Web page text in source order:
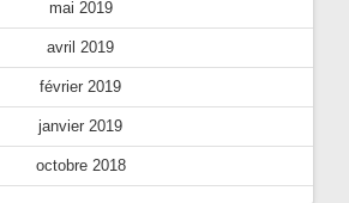
mai 2019
avril 2019
février 2019
janvier 2019
octobre 2018